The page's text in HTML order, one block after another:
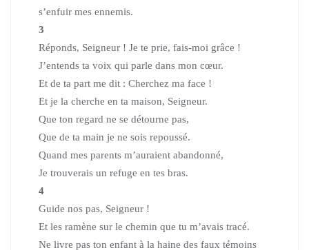
s’enfuir mes ennemis.
3
Réponds, Seigneur ! Je te prie, fais-moi grâce !
J’entends ta voix qui parle dans mon cœur.
Et de ta part me dit : Cherchez ma face !
Et je la cherche en ta maison, Seigneur.
Que ton regard ne se détourne pas,
Que de ta main je ne sois repoussé.
Quand mes parents m’auraient abandonné,
Je trouverais un refuge en tes bras.
4
Guide nos pas, Seigneur !
Et les ramène sur le chemin que tu m’avais tracé.
Ne livre pas ton enfant à la haine des faux témoins